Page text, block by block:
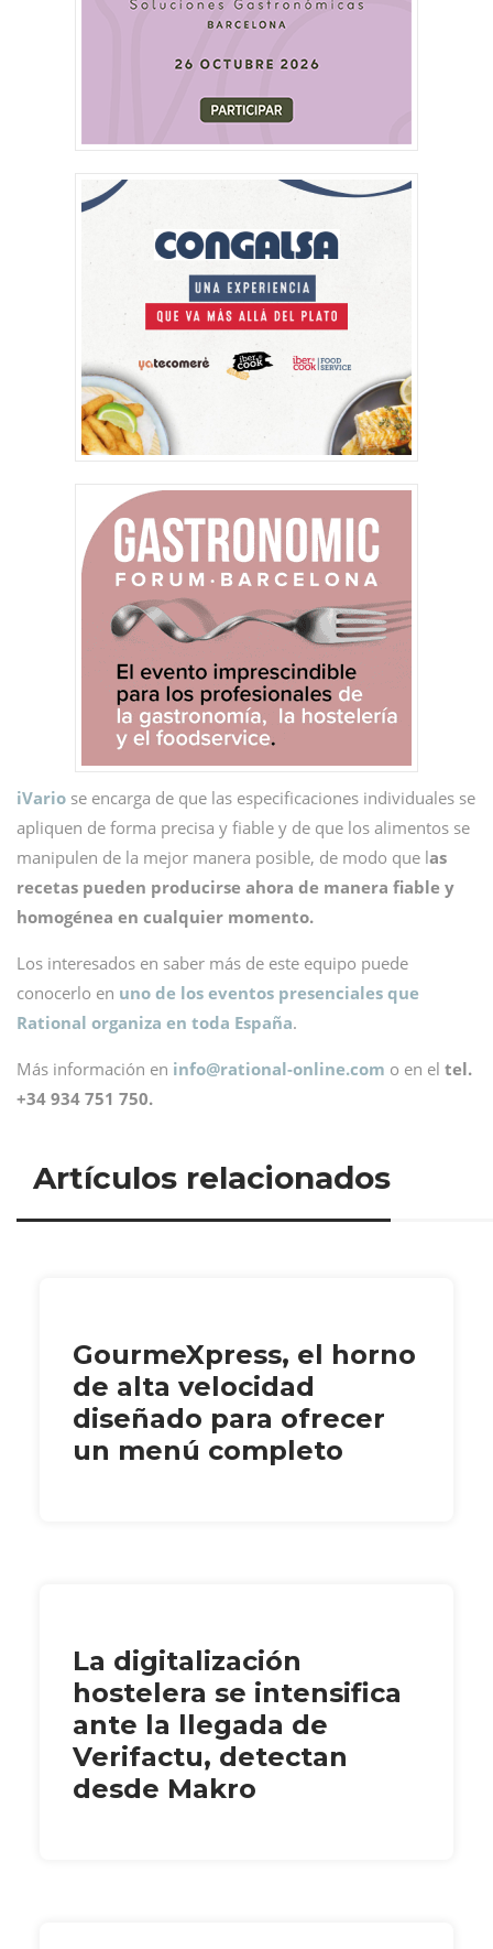
iVario se encarga de que las especificaciones individuales se
apliquen de forma precisa y fiable y de que los alimentos se
manipulen de la mejor manera posible, de modo que las
recetas pueden producirse ahora de manera fiable y
homogénea en cualquier momento.
Los interesados en saber más de este equipo puede
conocerlo en uno de los eventos presenciales que
Rational organiza en toda España.
Más información en info@rational-online.com o en el tel.
+34 934 751 750.
Artículos relacionados
GourmeXpress, el horno
de alta velocidad
diseñado para ofrecer
un menú completo
La digitalización
hostelera se intensifica
ante la llegada de
Verifactu, detectan
desde Makro